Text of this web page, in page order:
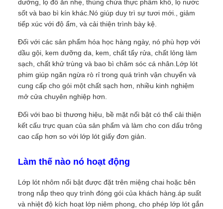
dưỡng, lọ đồ ăn nhẹ, thùng chứa thực phẩm khô, lọ nước
sốt và bao bì kín khác.Nó giúp duy trì sự tươi mới., giảm
tiếp xúc với độ ẩm, và cải thiện trình bày kệ.
Đối với các sản phẩm hóa học hàng ngày, nó phù hợp với
dầu gội, kem dưỡng da, kem, chất tẩy rửa, chất lỏng làm
sạch, chất khử trùng và bao bì chăm sóc cá nhân.Lớp lót
phim giúp ngăn ngừa rò rỉ trong quá trình vận chuyển và
cung cấp cho gói một chất sạch hơn, nhiều kinh nghiệm
mở cửa chuyên nghiệp hơn.
Đối với bao bì thương hiệu, bề mặt nổi bật có thể cải thiện
kết cấu trực quan của sản phẩm và làm cho con dấu trông
cao cấp hơn so với lớp lót giấy đơn giản.
Làm thế nào nó hoạt động
Lớp lót nhôm nổi bật được đặt trên miệng chai hoặc bên
trong nắp theo quy trình đóng gói của khách hàng.áp suất
và nhiệt độ kích hoạt lớp niêm phong, cho phép lớp lót gắn